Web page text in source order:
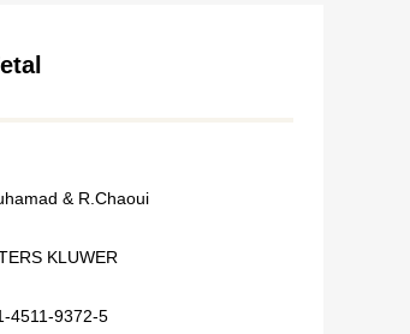
& R.Chaoui
KLUWER
4511-9372-5